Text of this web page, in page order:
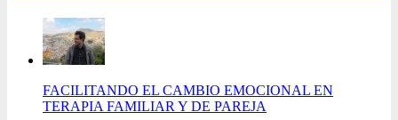
FACILITANDO EL CAMBIO EMOCIONAL EN
TERAPIA FAMILIAR Y DE PAREJA